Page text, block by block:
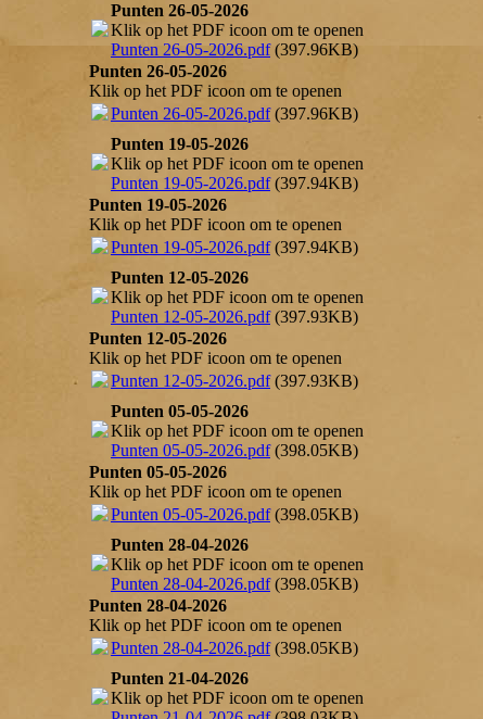
Punten 26-05-2026
Klik op het PDF icoon om te openen
Punten 26-05-2026.pdf(397.96KB)
Punten 26-05-2026
Klik op het PDF icoon om te openen
Punten 26-05-2026.pdf(397.96KB)
Punten 19-05-2026
Klik op het PDF icoon om te openen
Punten 19-05-2026.pdf(397.94KB)
Punten 19-05-2026
Klik op het PDF icoon om te openen
Punten 19-05-2026.pdf(397.94KB)
Punten 12-05-2026
Klik op het PDF icoon om te openen
Punten 12-05-2026.pdf(397.93KB)
Punten 12-05-2026
Klik op het PDF icoon om te openen
Punten 12-05-2026.pdf(397.93KB)
Punten 05-05-2026
Klik op het PDF icoon om te openen
Punten 05-05-2026.pdf(398.05KB)
Punten 05-05-2026
Klik op het PDF icoon om te openen
Punten 05-05-2026.pdf(398.05KB)
Punten 28-04-2026
Klik op het PDF icoon om te openen
Punten 28-04-2026.pdf(398.05KB)
Punten 28-04-2026
Klik op het PDF icoon om te openen
Punten 28-04-2026.pdf(398.05KB)
Punten 21-04-2026
Klik op het PDF icoon om te openen